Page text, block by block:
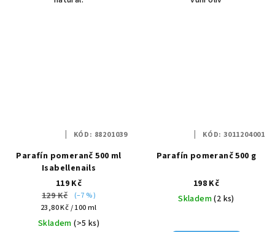
Parafín pomeranč 500 ml
Isabellenails
119 Kč
129 Kč
(–7 %)
Měrná
cena:
23,80 Kč / 100 ml
Skladem(>5 ks)
KÓD: 88201039
Parafín pomeranč 500 g
198 Kč
Skladem(2 ks)
KÓD: 3011204001